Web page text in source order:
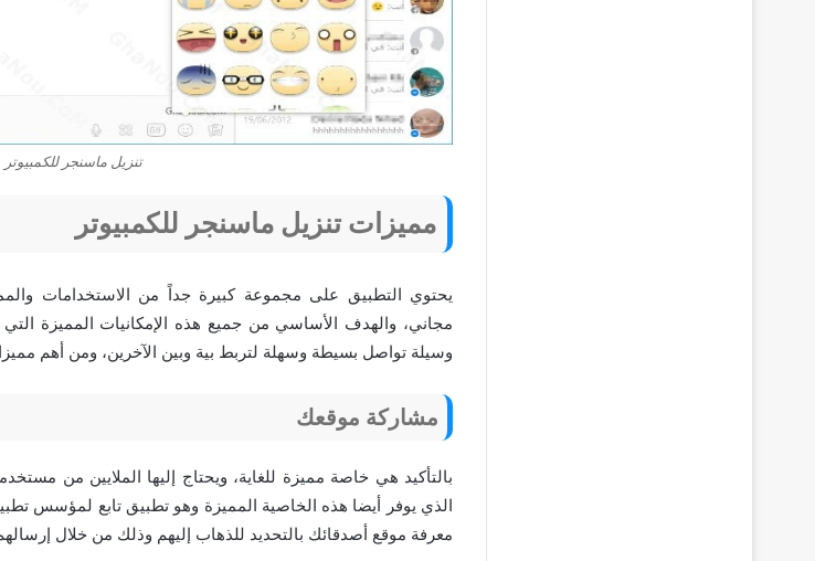
تنزيل ماسنجر للكمبيوتر
مميزات تنزيل ماسنجر للكمبيوتر
يحتوي التطبيق على مجموعة كبيرة جداً من الاستخدامات
مجاني، والهدف الأساسي من جميع هذه الإمكانيات المميزة
وسيلة تواصل بسيطة وسهلة لتربط بية وبين الآخرين، ومن أهم
مشاركة موقعك
بالتأكيد هي خاصة مميزة للغاية، ويحتاج إليها الملايين من
الذي يوفر أيضا هذه الخاصية المميزة وهو تطبيق تابع لمؤسس
معرفة موقع أصدقائك بالتحديد للذهاب إليهم وذلك من خلال